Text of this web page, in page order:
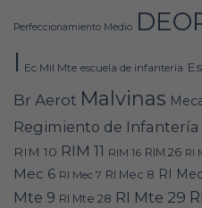
Perfeccionamiento Medio
I Ec Mil Mte escuela de infanteria
Br Aerot Malvinas
Regimiento de Infantería
RIM 10 RIM 11 RIM 16 RIM 26 RI
Mec 6 RI Mec 7 RI Mec 8 RI
Mte 9 RI Mte 28 RI Mte 29